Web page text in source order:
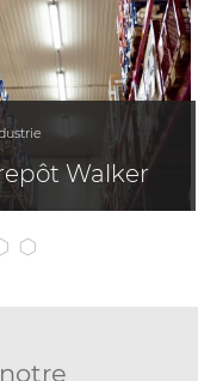
Walker